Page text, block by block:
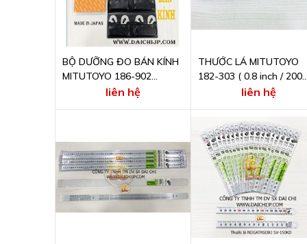
BỘ DƯỠNG ĐO BÁN KÍNH
MITUTOYO 186-902
(RADIUS GAGE SET)
liên hệ
THƯỚC LÁ MITUTOYO
182-303 ( 0.8 inch / 200
liên hệ